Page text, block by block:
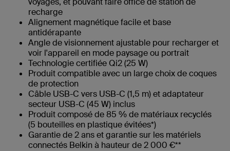
recharge
Alignement magnétique facile et base
antidérapante
Angle de visionnement ajustable pour recharger et
voir l'appareil en mode paysage ou portrait
Technologie certifiée Qi2 (25 W)
Produit compatible avec un large choix de coques
de protection
Câble USB-C vers USB-C (1,5 m) et adaptateur
secteur USB-C (45 W) inclus
Produit composé de 85 % de matériaux recyclés
(5 bouteilles en plastique évitées*)
Garantie de 2 ans et garantie sur les matériels
connectés Belkin à hauteur de 2 000 €**